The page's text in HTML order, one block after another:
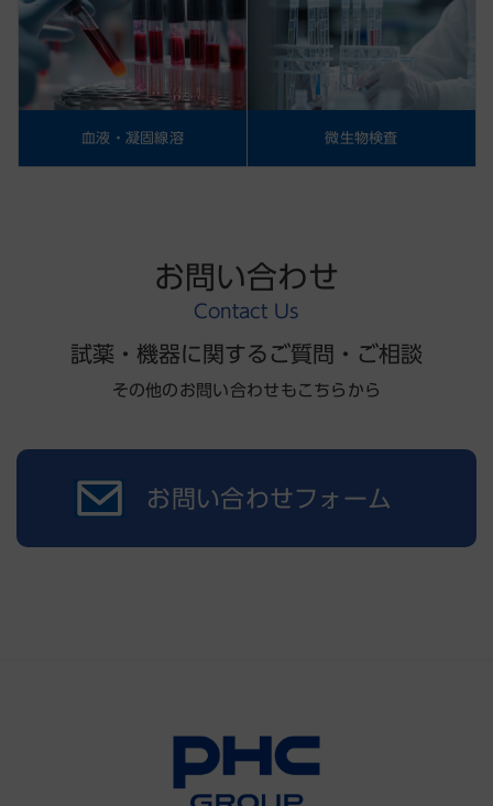
血液・凝固線溶 微生物検査
お問い合わせ
Contact Us
試薬・機器に関するご質問・ご相談
その他のお問い合わせもこちらから
お問い合わせフォーム
臨床検査業務の課題を解決するソリ
ューションをご提案